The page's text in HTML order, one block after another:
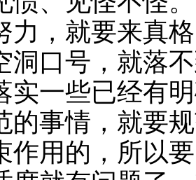
力，就要来真
洞口号，就落
实一些已经有
的事情，就要
作用的，所以